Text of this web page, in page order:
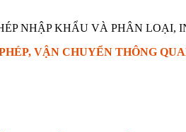
NHẬP KHẨU VÀ PHÂN LOẠI,
VẬN CHUYỂN THÔNG